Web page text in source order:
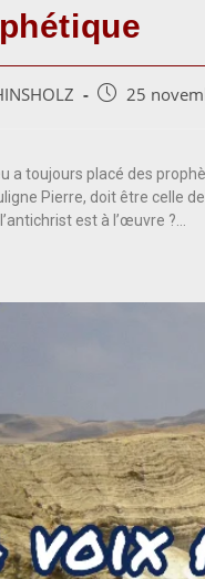
25
a toujours placé des
Pierre, doit être celle
est à l’œuvre ?…